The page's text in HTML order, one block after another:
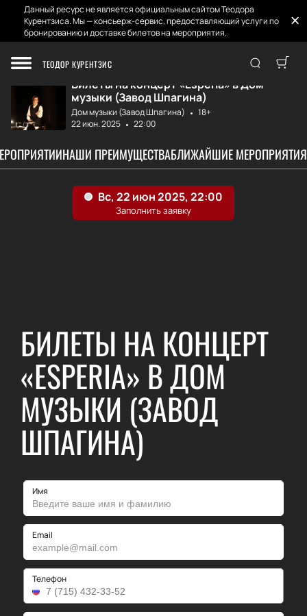
Данный ресурс не является официальным сайтом Теодора
Курентзиса. Мы — консьерж-сервис, предоставляющий услуги по
бронированию и доставке билетов на мероприятия.
ТЕОДОР КУРЕНТЗИС
Главная Афиша и Билеты
Билеты на концерт «Esperia» в Дом
музыки (Завод Шпагина)
Дом музыки (Завод Шпагина)
18+
22 июн. 2025
22:00
НАШИ ПРЕИМУЩЕСТВАБЛИЖАЙШИЕ МЕРОПРИЯТИЯ
БИЛЕТЫ НА КОНЦЕРТ
«ESPERIA» В ДОМ
МУЗЫКИ (ЗАВОД
ШПАГИНА)
Имя
Email
Телефон